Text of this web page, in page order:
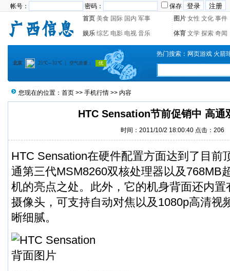
帐号： 密码：
保存
首页 美食 国际 国内 军事 图片 女性 文化 事件
娱乐 综艺 电影 电视 音乐 体育 文学 探索 奇闻
热门搜索： 网页游戏 火箭
您现在的位置： 首页 >> 手机行情 >> 内容
HTC Sensation节前促销中 高通
时间：2011/10/2 18:00:40 点击： 206
HTC Sensation在硬件配置方面达到了目前
通第三代MSM8260双核处理器以及768MB
机的亮点之处。此外，它的机身背面还内
摄像头，可支持自动对焦以及1080p高清视
晰细腻。